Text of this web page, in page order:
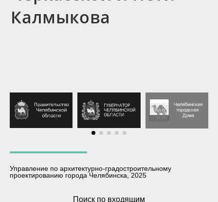
Калмыкова
Управление по архитектурно-градостроительному
проектированию города Челябинска, 2025
Поиск по входящим